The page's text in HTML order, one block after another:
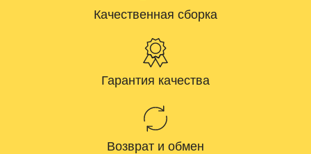
Качественная сборка
Гарантия качества
Возврат и обмен